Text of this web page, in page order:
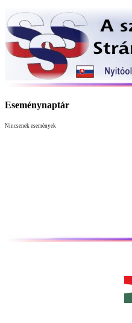
Eseménynaptár
Nincsenek események